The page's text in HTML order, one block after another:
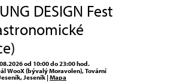
DESIGN Fest
od 10:00 do 23:00 hod.
WooX (bývalý Moravolen), Tovární
Jeseník |Mapa